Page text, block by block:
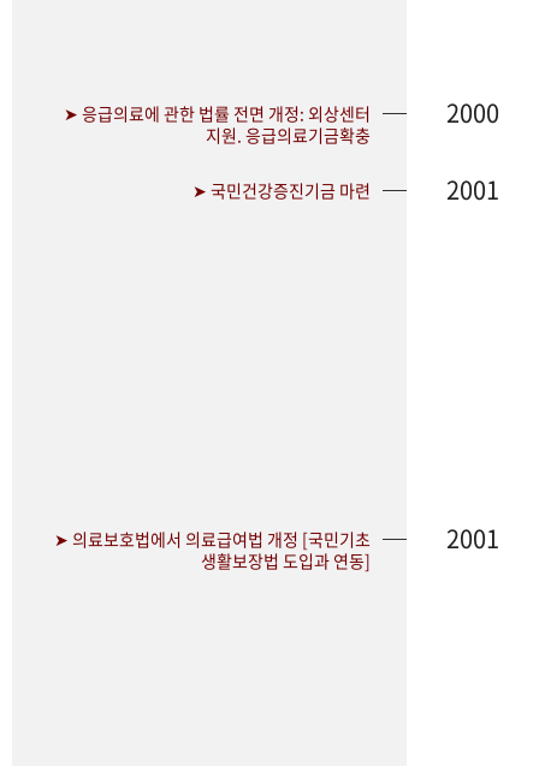
➤ 응급의료에 관한 법률 전면 개정: 외상센터
지원. 응급의료기금확충
2000
➤ 국민건강증진기금 마련 2001
➤ 의료보호법에서 의료급여법 개정 [국민기초
생활보장법 도입과 연동]
2001